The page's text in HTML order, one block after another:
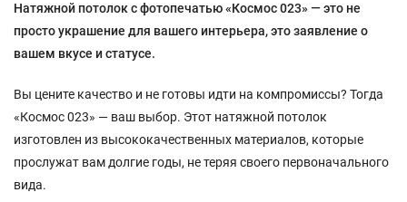
Натяжной потолок с фотопечатью «Космос 023» — это не
просто украшение для вашего интерьера, это заявление о
вашем вкусе и статусе.
Вы цените качество и не готовы идти на компромиссы? Тогда
«Космос 023» — ваш выбор. Этот натяжной потолок
изготовлен из высококачественных материалов, которые
прослужат вам долгие годы, не теряя своего первоначального
вида.